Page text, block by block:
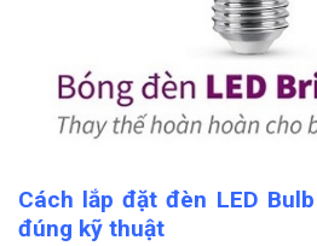
Cách lắp đặt đèn LED
đúng kỹ thuật